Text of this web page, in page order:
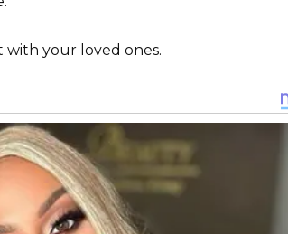
with your loved ones.